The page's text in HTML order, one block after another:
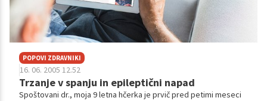
POPOVI ZDRAVNIKI
16. 06. 2005 12.52
Trzanje v spanju in epileptični napad
Spoštovani dr., moja 9 letna hčerka je prvič pred petimi meseci